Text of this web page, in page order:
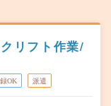
リフト作業/
OK 派遣